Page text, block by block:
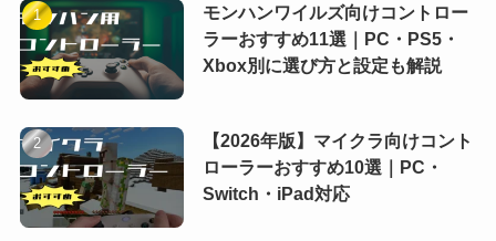
モンハンワイルズ向けコントロー
ラーおすすめ11選｜PC・PS5・
Xbox別に選び方と設定も解説
【2026年版】マイクラ向けコント
ローラーおすすめ10選｜PC・
Switch・iPad対応